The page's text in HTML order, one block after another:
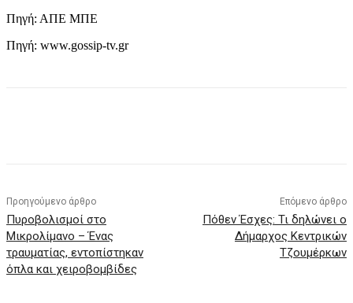
Πηγή: ΑΠΕ ΜΠΕ
Πηγή: www.gossip-tv.gr
Προηγούμενο άρθρο
Πυροβολισμοί στο
Μικρολίμανο – Ένας
τραυματίας, εντοπίστηκαν
όπλα και χειροβομβίδες
Επόμενο άρθρο
Πόθεν Έσχες: Τι δηλώνει ο
Δήμαρχος Κεντρικών
Τζουμέρκων